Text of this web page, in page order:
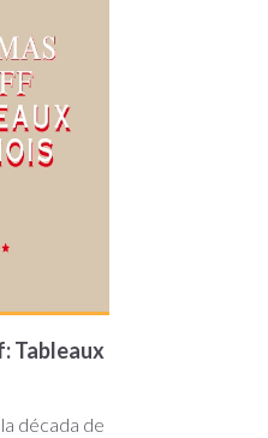
Tableaux
década de